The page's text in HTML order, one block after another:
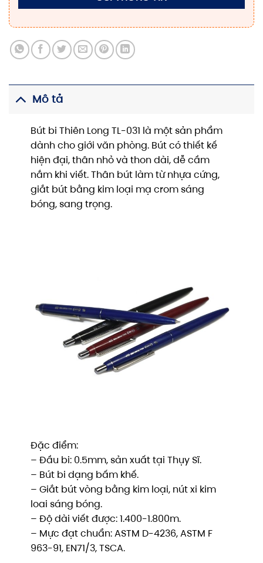
Mô tả
Bút bi Thiên Long TL-031 là một sản phẩm
dành cho giới văn phòng. Bút có thiết kế
hiện đại, thân nhỏ và thon dài, dễ cầm
nắm khi viết. Thân bút làm từ nhựa cứng,
giắt bút bằng kim loại mạ crom sáng
bóng, sang trọng.
Đặc điểm:
– Đầu bi: 0.5mm, sản xuất tại Thụy Sĩ.
– Bút bi dạng bấm khế.
– Giắt bút vòng bằng kim loại, nút xi kim
loai sáng bóng.
– Độ dài viết được: 1.400-1.800m.
– Mực đạt chuẩn: ASTM D-4236, ASTM F
963-91, EN71/3, TSCA.